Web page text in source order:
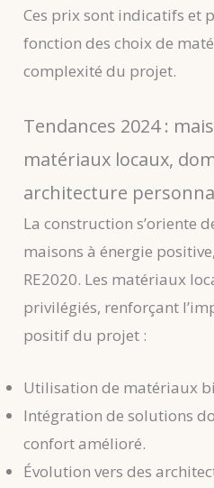
Ces prix sont indicatifs et
fonction des choix de
complexité du projet.
Tendances 2024 :
matériaux locaux,
architecture
La construction s’oriente
maisons à énergie
RE2020. Les matériaux
privilégiés, renforçant
positif du projet :
Utilisation de matériaux
Intégration de solutions
confort amélioré.
Évolution vers des